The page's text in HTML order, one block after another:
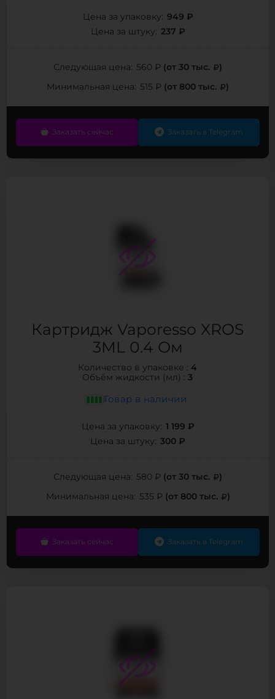
Цена за упаковку: 949 ₽
Цена за штуку: 237 ₽
Следующая цена: 560 ₽ (от 30 тыс. )
Минимальная цена: 515 ₽ (от 800 тыс. )
Заказать сейчас Заказать в Telegram
Картридж Vaporesso XROS
3ML 0.4 Ом
Количество в упаковке : 4
Объём жидкости (мл) : 3
Товар в наличии
Цена за упаковку: 1 199 ₽
Цена за штуку: 300 ₽
Следующая цена: 580 ₽ (от 30 тыс. )
Минимальная цена: 535 ₽ (от 800 тыс. )
Заказать сейчас Заказать в Telegram